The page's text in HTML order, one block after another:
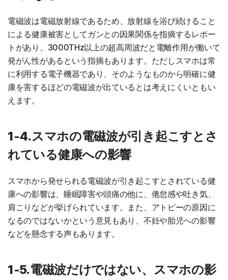
電磁波は電磁放射線であるため、放射線を浴び続けること
による健康被害としてガンとの因果関係を指摘するレポー
トがあり、3000THz以上の超高周波だと電離作用が働いて
発がん性があるという指摘もあります。ただしスマホは常
に利用する電子機器であり、そのようなものから明確に健
康を害するほどの電磁波が出ているとは考えにくいともい
えます。
1-4.スマホの電磁波が引き起こすとさ
れている健康への影響
スマホから発せられる電磁波が引き起こすとされている健
康への影響は、睡眠障害や頭痛の他に、倦怠感や吐き気、
肩こりなどが挙げられています。また、アトピーの原因に
なるのではないかという意見もあり、不妊や胎児への影響
などを懸念する声もあります。
1-5.電磁波だけではない、スマホの影